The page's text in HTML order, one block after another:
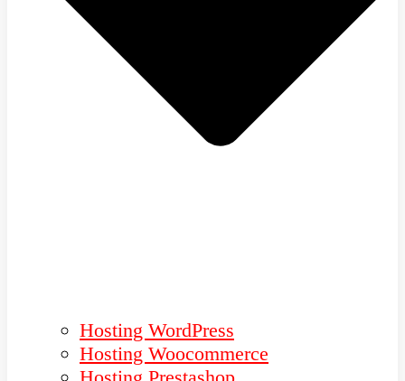
Hosting WordPress
Hosting Woocommerce